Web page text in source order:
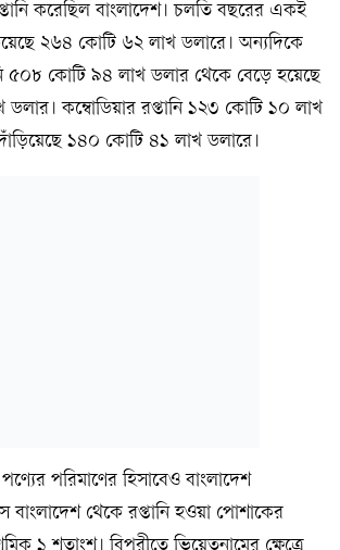
করেছিল বাংলাদেশ। চলতি বছরের একই
২৬৪ কোটি ৬২ লাখ ডলারে। অন্যদিকে
৫০৮ কোটি ৯৪ লাখ ডলার থেকে বেড়ে হয়েছে
কম্বোডিয়ার রপ্তানি ১২৩ কোটি ১০ লাখ
১৪০ কোটি ৪১ লাখ ডলারে।
পরিমাণের হিসাবেও বাংলাদেশ
বাংলাদেশ থেকে রপ্তানি হওয়া পোশাকের